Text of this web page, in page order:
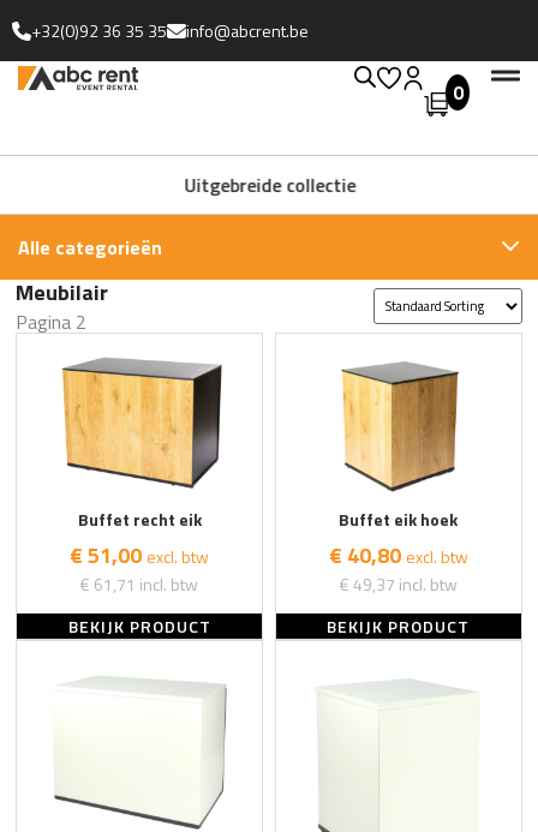
+32(0)92 36 35 35 info@abcrent.be
0
Uitgebreide collectie
Alle categorieën
Meubilair
Pagina 2
Buffet recht eik
€ 51,00 excl. btw
€ 61,71 incl. btw
BEKIJK PRODUCT
Buffet eik hoek
€ 40,80 excl. btw
€ 49,37 incl. btw
BEKIJK PRODUCT